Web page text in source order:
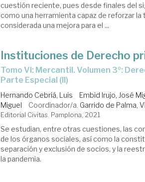
cuestión reciente, pues desde finales del
como una herramienta capaz de reforzar
considerada una mejora para el ...
Instituciones de Derecho
Tomo VI: Mercantil. Volumen 3º: Derecho de sociedades.
Parte Especial (II)
Hernando Cebriá, Luis Embid Irujo, José
Miguel
Coordinador/a. Garrido de Palma,
Editorial Civitas. Pamplona, 2021
Se estudian, entre otras cuestiones, las
de los órganos sociales, así como la
separación y exclusión de socios, y la
la pandemia.